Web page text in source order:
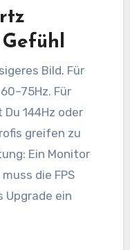
Bild. Für
Für
144Hz oder
greifen zu
Ein Monitor
die FPS
Upgrade ein